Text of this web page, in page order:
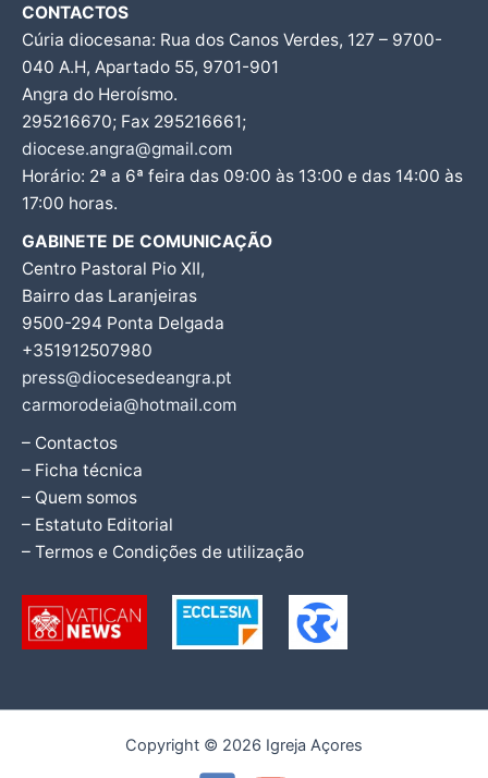
CONTACTOS
Cúria diocesana: Rua dos Canos Verdes, 127 – 9700-
040 A.H, Apartado 55, 9701-901
Angra do Heroísmo.
295216670; Fax 295216661;
diocese.angra@gmail.com
Horário: 2ª a 6ª feira das 09:00 às 13:00 e das 14:00 às
17:00 horas.
GABINETE DE COMUNICAÇÃO
Centro Pastoral Pio XII,
Bairro das Laranjeiras
9500-294 Ponta Delgada
+351912507980
press@diocesedeangra.pt
carmorodeia@hotmail.com
– Contactos
– Ficha técnica
– Quem somos
– Estatuto Editorial
– Termos e Condições de utilização
Copyright © 2026 Igreja Açores